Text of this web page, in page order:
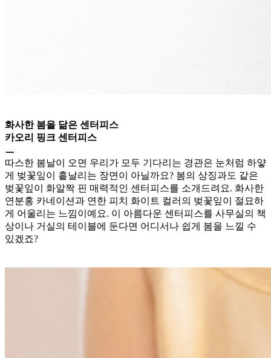
화사한 봄을 닮은 센터피스
카오리 핑크 센터피스
ㅡ
따스한 봄날이 오면 우리가 모두 기다리는 경관은 눈처럼 하얗
게 벚꽃잎이 흩날리는 장면이 아닐까요? 봄의 상징과도 같은
벚꽃잎이 화알짝 핀 매력적인 센터피스를 소개드려요. 화사한
연분홍 카네이션과 연한 피치 화이트 컬러의 벚꽃잎이 절묘하
게 어울리는 느낌이예요. 이 아름다운 센터피스를 사무실의 책
상이나 거실의 테이블에 둔다면 어디서나 쉽게 봄을 느낄 수
있겠죠?